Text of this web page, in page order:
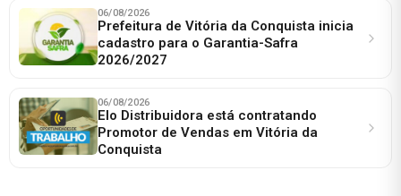
06/08/2026
Prefeitura de Vitória da Conquista inicia
cadastro para o Garantia-Safra
2026/2027
06/08/2026
Elo Distribuidora está contratando
Promotor de Vendas em Vitória da
Conquista